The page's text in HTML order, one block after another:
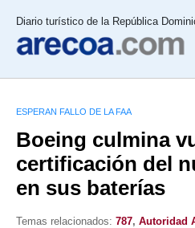
Diario turístico de la República
ESPERAN FALLO DE LA FAA
Boeing culmina
certificación del
en sus baterías
Temas relacionados: 787, Autoridad